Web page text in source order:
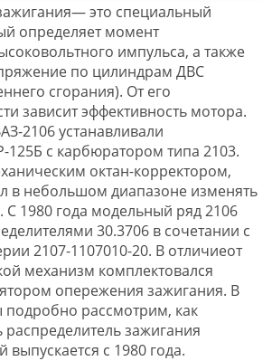
это специальный
определяет момент
импульса, а также
по цилиндрам ДВС
сгорания). От его
зависит эффективность мотора.
2106 устанавливали
125Б с карбюратором типа 2103.
октан-корректором,
в небольшом диапазоне изменять
С 1980 года модельный ряд 2106
30.3706 в сочетании с
2107-1107010-20. В отличиеот
механизм комплектовался
опережения зажигания. В
подробно рассмотрим, как
зажигания
выпускается с 1980 года.